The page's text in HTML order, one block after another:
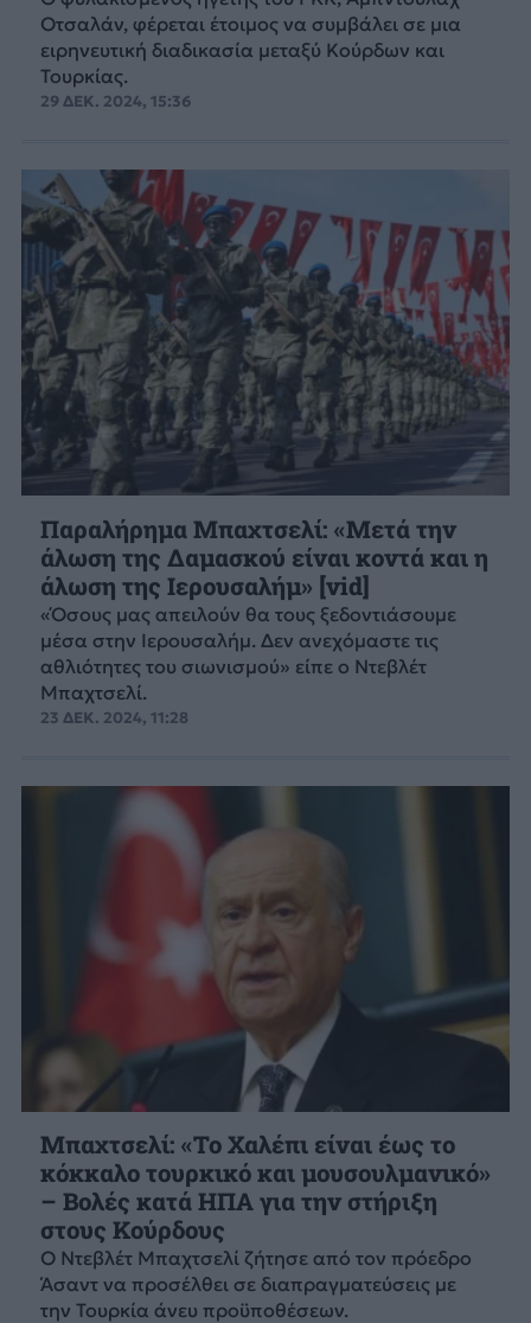
Οτσαλάν, φέρεται έτοιμος να συμβάλει σε μια
ειρηνευτική διαδικασία μεταξύ Κούρδων και
Τουρκίας.
29 ΔΕΚ. 2024, 15:36
Παραλήρημα Μπαχτσελί: «Μετά την
άλωση της Δαμασκού είναι κοντά και η
άλωση της Ιερουσαλήμ» [vid]
«Όσους μας απειλούν θα τους ξεδοντιάσουμε
μέσα στην Ιερουσαλήμ. Δεν ανεχόμαστε τις
αθλιότητες του σιωνισμού» είπε ο Ντεβλέτ
Μπαχτσελί.
23 ΔΕΚ. 2024, 11:28
Μπαχτσελί: «Το Χαλέπι είναι έως το
κόκκαλο τουρκικό και μουσουλμανικό»
– Βολές κατά ΗΠΑ για την στήριξη
στους Κούρδους
Ο Ντεβλέτ Μπαχτσελί ζήτησε από τον πρόεδρο
Άσαντ να προσέλθει σε διαπραγματεύσεις με
την Τουρκία άνευ προϋποθέσεων.